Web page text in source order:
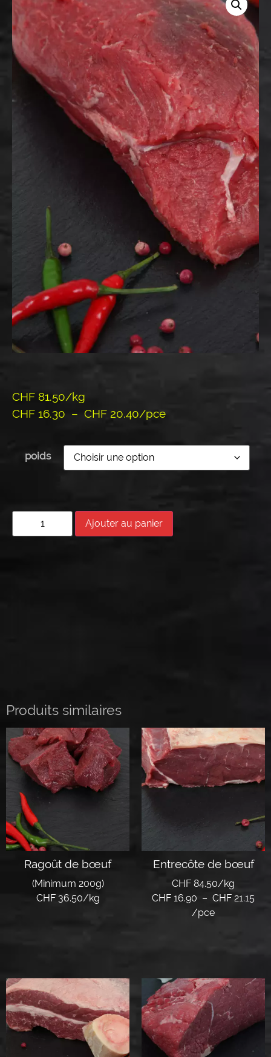
CHF 81.50/kg
CHF 16.30 – CHF 20.40/pce
poids
Ajouter au panier
Produits similaires
Ragoût de bœuf
(Minimum 200g)
CHF 36.50/kg
Entrecôte de bœuf
CHF 84.50/kg
CHF 16.90 – CHF 21.15
/pce